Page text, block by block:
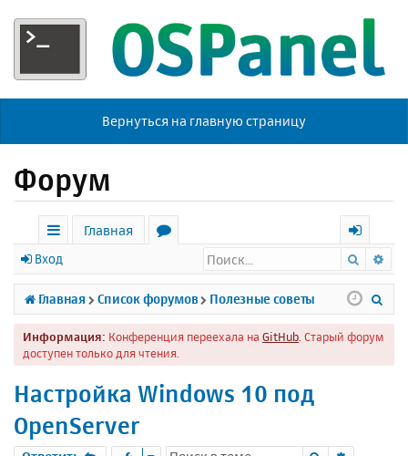
Вернуться на главную страницу
Форум
с
ы
л
к
Главная
р
у
м
х
о
д
Вход Поиск
Главная Список форумов Полезные советы
Информация: Конференция переехала на GitHub . Старый форум
доступен только для чтения.
Настройка Windows 10 под
OpenServer